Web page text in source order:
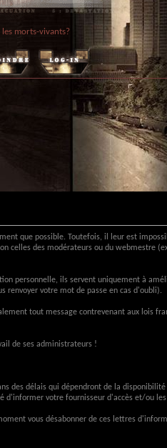
morts-vivants?
que possible. Toutefois, il leur est
celles des modérateurs ou du webmestre
personnelle, ils servent uniquement à
renvoyer votre mot de passe en cas d'oubli).
tout message contrevenant aux lois
de ses administrateurs !
des délais qui dépendront de la
d'informer votre fournisseur d'accès et/ou
vous désabonner de ces lettres